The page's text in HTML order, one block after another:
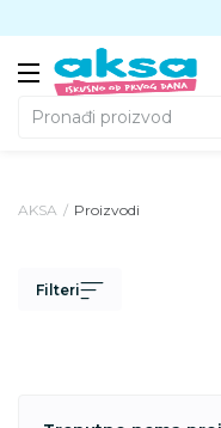
Pronađi proizvod
AKSA Proizvodi
Filteri